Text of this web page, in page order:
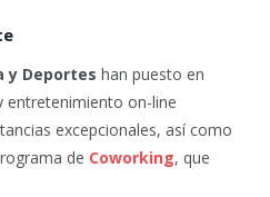
y Deportes han puesto en
entretenimiento on-line
excepcionales, así como
de Coworking, que